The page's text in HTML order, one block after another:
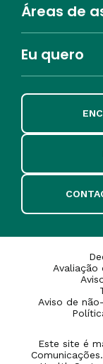
Áreas de
Eu quero
Avaliação
Aviso de
Este site é